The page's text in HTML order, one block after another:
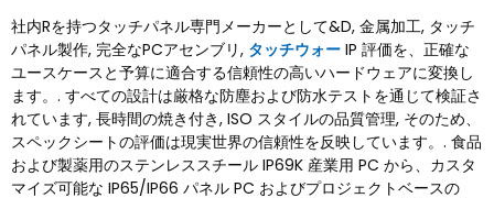
社内Rを持つタッチパネル専門メーカーとして&D, 金属加工, タッチ
パネル製作, 完全なPCアセンブリ, タッチウォー IP 評価を、正確な
ユースケースと予算に適合する信頼性の高いハードウェアに変換し
ます。. すべての設計は厳格な防塵および防水テストを通じて検証さ
れています, 長時間の焼き付き, ISO スタイルの品質管理, そのため、
スペックシートの評価は現実世界の信頼性を反映しています。. 食品
および製薬用のステンレススチール IP69K 産業用 PC から、カスタ
マイズ可能な IP65/IP66 パネル PC およびプロジェクトベースの